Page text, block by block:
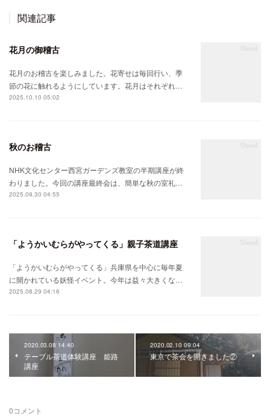
関連記事
花月の御稽古
花月のお稽古を楽しみました。花寄せは毎回行い、季
節の花に触れるようにしています。花月はそれぞれ…
2025.10.10 05:02
秋のお稽古
NHK文化センター西宮ガーデンズ教室の半期講座が終
わりました。今回の講座最終会は、簡単な秋の室礼…
2025.09.30 04:55
「ようかいむらがやってくる」親子茶道講座
「ようかいむらがやってくる」兵庫県を中心に毎年夏
に開かれている妖怪イベント。今年は益々大きくな…
2025.08.29 04:16
2020.03.08 14:40
テーブル茶道体験講座 姫路
講座
2020.02.10 09:04
東京で茶会を開きました②
0コメント